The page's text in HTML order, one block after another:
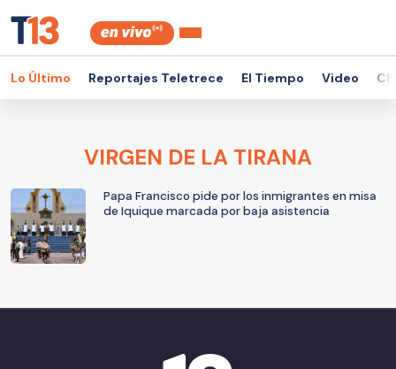
Lo Último Reportajes Teletrece El Tiempo Video
VIRGEN DE LA TIRANA
Papa Francisco pide por los inmigrantes en misa
de Iquique marcada por baja asistencia